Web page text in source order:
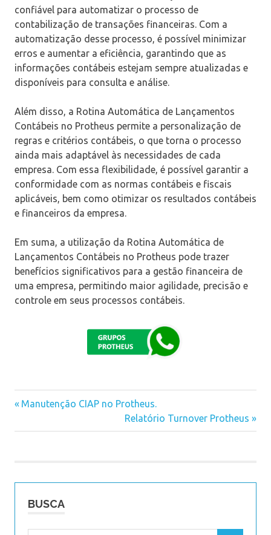
confiável para automatizar o processo de
contabilização de transações financeiras. Com a
automatização desse processo, é possível minimizar
erros e aumentar a eficiência, garantindo que as
informações contábeis estejam sempre atualizadas e
disponíveis para consulta e análise.
Além disso, a Rotina Automática de Lançamentos
Contábeis no Protheus permite a personalização de
regras e critérios contábeis, o que torna o processo
ainda mais adaptável às necessidades de cada
empresa. Com essa flexibilidade, é possível garantir a
conformidade com as normas contábeis e fiscais
aplicáveis, bem como otimizar os resultados contábeis
e financeiros da empresa.
Em suma, a utilização da Rotina Automática de
Lançamentos Contábeis no Protheus pode trazer
benefícios significativos para a gestão financeira de
uma empresa, permitindo maior agilidade, precisão e
controle em seus processos contábeis.
Previous
Manutenção CIAP no Protheus.
Next
Post:
Relatório Turnover Protheus
BUSCA